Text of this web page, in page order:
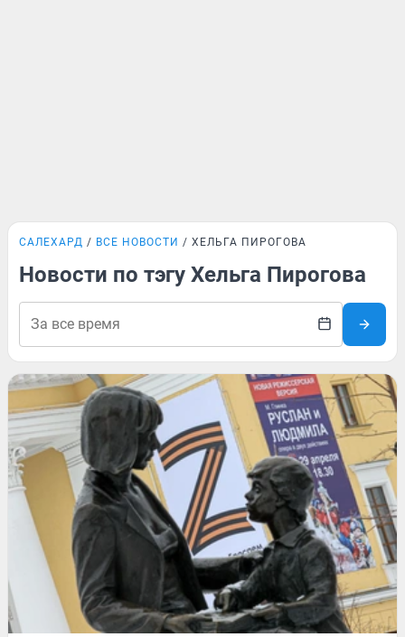
САЛЕХАРД ВСЕ НОВОСТИ ХЕЛЬГА ПИРОГОВА
Новости по тэгу Хельга Пирогова